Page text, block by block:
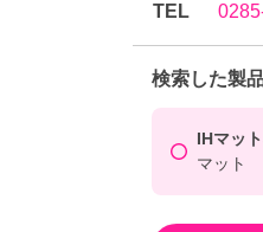
TEL
検索した製
IHマッ
マット